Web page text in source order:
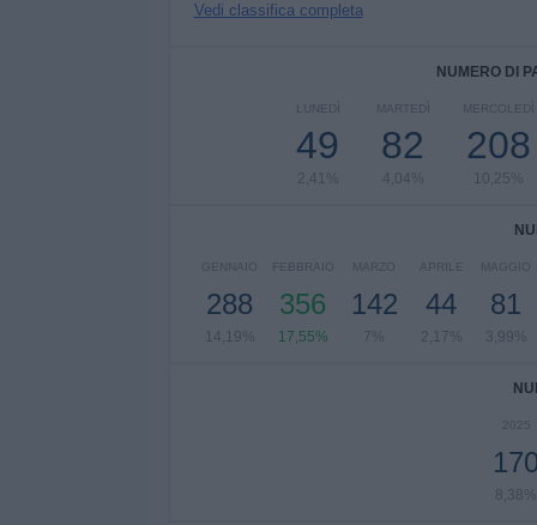
Vedi classifica completa
NUMERO DI
LUNEDÌ
49
2,41%
MARTEDÌ
82
4,04%
MERCOLEDÌ
208
10,25%
GENNAIO
288
14,19%
FEBBRAIO
356
17,55%
MARZO
142
7%
APRILE
44
2,17%
MAGGIO
81
3,99%
2025
8,38%